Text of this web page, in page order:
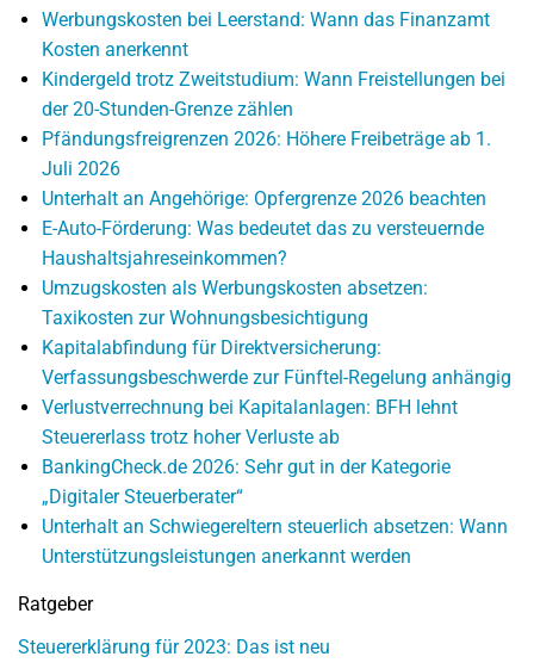
Werbungskosten bei Leerstand: Wann das Finanzamt
Kosten anerkennt
Kindergeld trotz Zweitstudium: Wann Freistellungen bei
der 20-Stunden-Grenze zählen
Pfändungsfreigrenzen 2026: Höhere Freibeträge ab 1.
Juli 2026
Unterhalt an Angehörige: Opfergrenze 2026 beachten
E-Auto-Förderung: Was bedeutet das zu versteuernde
Haushaltsjahreseinkommen?
Umzugskosten als Werbungskosten absetzen:
Taxikosten zur Wohnungsbesichtigung
Kapitalabfindung für Direktversicherung:
Verfassungsbeschwerde zur Fünftel-Regelung anhängig
Verlustverrechnung bei Kapitalanlagen: BFH lehnt
Steuererlass trotz hoher Verluste ab
BankingCheck.de 2026: Sehr gut in der Kategorie
„Digitaler Steuerberater“
Unterhalt an Schwiegereltern steuerlich absetzen: Wann
Unterstützungsleistungen anerkannt werden
Ratgeber
Steuererklärung für 2023: Das ist neu